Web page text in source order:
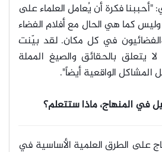
"أحببنا فكرة أن يُعامل العلماء على
كما هي الحال مع أفلام الفضاء
في كل مكان. لقد بيّنت
يتعلق بالحقائق والصيغ المملة
المشاكل الواقعية أيضاً".
في المنهاج، ماذا ستتعلم؟
على الطرق العلمية الأساسية في